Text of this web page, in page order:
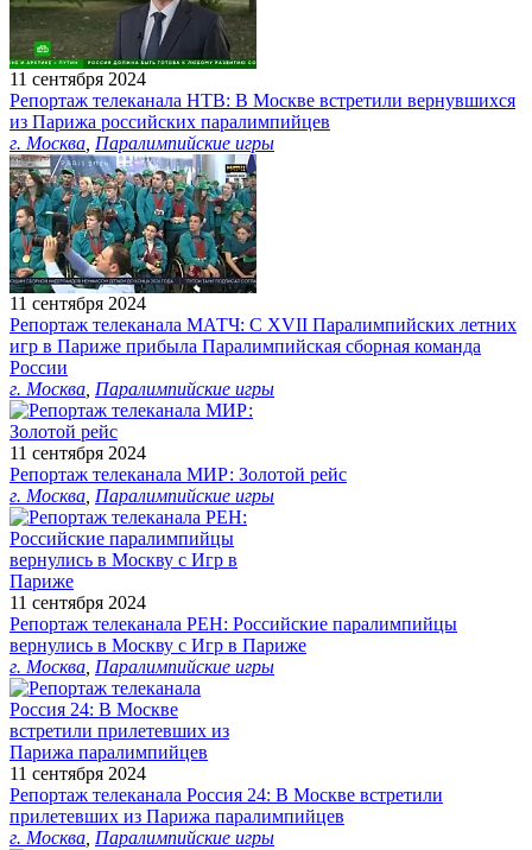
11 сентября 2024
Репортаж телеканала НТВ: В Москве встретили вернувшихся
из Парижа российских паралимпийцев
г. Москва Паралимпийские игры
11 сентября 2024
Репортаж телеканала МАТЧ: С XVII Паралимпийских летних
игр в Париже прибыла Паралимпийская сборная команда
России
г. Москва Паралимпийские игры
11 сентября 2024
Репортаж телеканала МИР: Золотой рейс
г. Москва Паралимпийские игры
11 сентября 2024
Репортаж телеканала РЕН: Российские паралимпийцы
вернулись в Москву с Игр в Париже
г. Москва Паралимпийские игры
11 сентября 2024
Репортаж телеканала Россия 24: В Москве встретили
прилетевших из Парижа паралимпийцев
г. Москва Паралимпийские игры